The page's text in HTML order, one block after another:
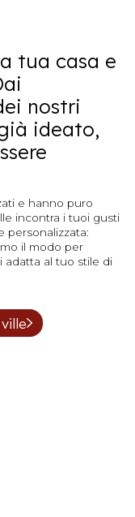
tua casa e
nostri
ideato,
e hanno puro
incontra i tuoi gusti
personalizzata:
il modo per
adatta al tuo stile di